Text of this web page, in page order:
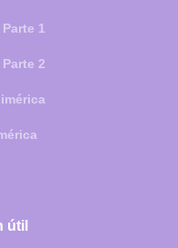
1
2
útil